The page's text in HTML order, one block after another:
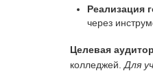
Реализация
через
Целевая
колледжей. Для